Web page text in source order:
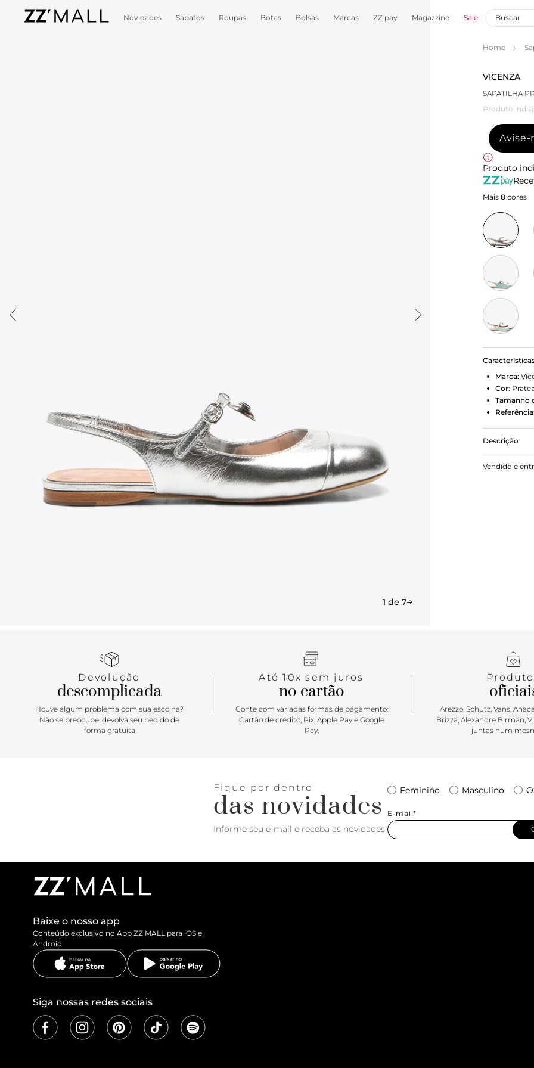
Novidades Sapatos Roupas Botas Bolsas Marcas ZZ pay Magazzine Sale
1 de 7
Home
VICENZA
SAPATILHA
Produto
Avise-
Produto
Mais 8 cores
Marca:
Cor:
Tamanho
Referência:
Descrição
Com uma
couro
Vendido e
Devolução
descomplicada
Houve algum problema com sua escolha?
Não se preocupe: devolva seu pedido de
forma gratuita
Até 10x sem juros
no cartão
Conte com variadas formas de pagamento:
Cartão de crédito, Pix, Apple Pay e Google
Pay.
Arezzo, Schutz, Vans,
Brizza, Alexandre Birman,
juntas num
Fique por dentro
das novidades
Informe seu e-mail e receba as novidades!
Feminino Masculino
E-mail*
Baixe o nosso app
Conteúdo exclusivo no App ZZ MALL para iOS e
Android
Siga nossas redes sociais